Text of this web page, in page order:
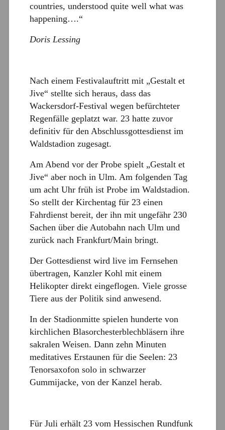
countries, understood quite well what was
happening….“
Doris Lessing
Nach einem Festivalauftritt mit „Gestalt et
Jive“ stellte sich heraus, dass das
Wackersdorf-Festival wegen befürchteter
Regenfälle geplatzt war. 23 hatte zuvor
definitiv für den Abschlussgottesdienst im
Waldstadion zugesagt.
Am Abend vor der Probe spielt „Gestalt et
Jive“ aber noch in Ulm. Am folgenden Tag
um acht Uhr früh ist Probe im Waldstadion.
So stellt der Kirchentag für 23 einen
Fahrdienst bereit, der ihn mit ungefähr 230
Sachen über die Autobahn nach Ulm und
zurück nach Frankfurt/Main bringt.
Der Gottesdienst wird live im Fernsehen
übertragen, Kanzler Kohl mit einem
Helikopter direkt eingeflogen. Viele grosse
Tiere aus der Politik sind anwesend.
In der Stadionmitte spielen hunderte von
kirchlichen Blasorchesterblechbläsern ihre
sakralen Weisen. Dann zehn Minuten
meditatives Erstaunen für die Seelen: 23
Tenorsaxofon solo in schwarzer
Gummijacke, von der Kanzel herab.
Für Juli erhält 23 vom Hessischen Rundfunk